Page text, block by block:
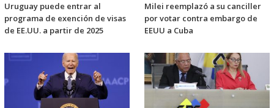
Uruguay puede entrar al
programa de exención de visas
de EE.UU. a partir de 2025
Milei reemplazó a su canciller
por votar contra embargo de
EEUU a Cuba